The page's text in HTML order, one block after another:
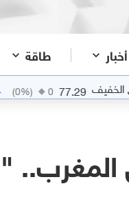
أخبار طاقة
77.29
0
(0 %)
المغرب..